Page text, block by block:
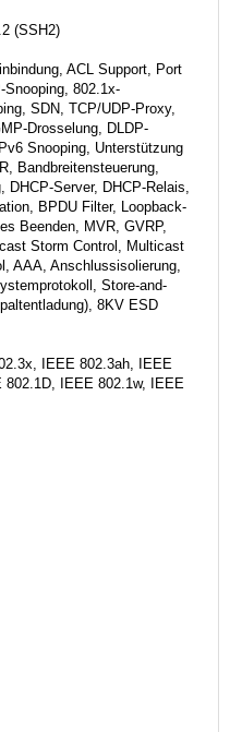
(SSH2)
ACL Support, Port
802.1x-
SDN, TCP/UDP-Proxy,
Drosselung, DLDP-
Snooping, Unterstützung
Bandbreitensteuerung,
Server, DHCP-Relais,
BPDU Filter, Loopback-
Beenden, MVR, GVRP,
Storm Control, Multicast
AAA, Anschlussisolierung,
Store-and-
8KV ESD
IEEE 802.3ah, IEEE
IEEE 802.1w, IEEE